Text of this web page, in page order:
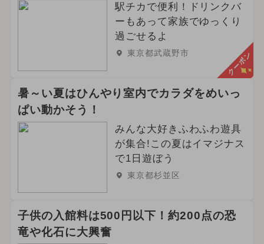
駅チカで便利！ドリンクバ
ーもあって家族でゆっくり
過ごせるよ
東京都武蔵野市 クーポン
暑～い夏はひんやり室内でカラダをめいっ
ぱい動かそう！
みんな大好きふわふわ遊具
が集合!この夏はイマジナス
で1日遊ぼう
東京都杉並区
子供の入館料は500円以下！約200点の恐
竜や化石に大興奮